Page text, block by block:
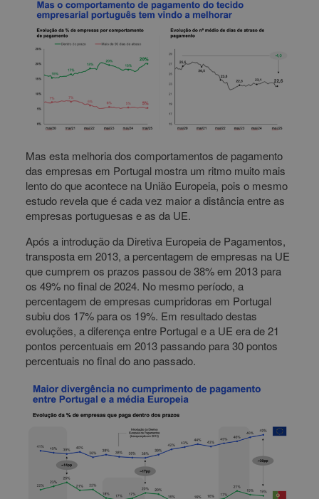
Mas esta melhoria dos comportamentos de pagamento
das empresas em Portugal mostra um ritmo muito mais
lento do que acontece na União Europeia, pois o mesmo
estudo revela que é cada vez maior a distância entre as
empresas portuguesas e as da UE.
Após a introdução da Diretiva Europeia de Pagamentos,
transposta em 2013, a percentagem de empresas na UE
que cumprem os prazos passou de 38% em 2013 para
os 49% no final de 2024. No mesmo período, a
percentagem de empresas cumpridoras em Portugal
subiu dos 17% para os 19%. Em resultado destas
evoluções, a diferença entre Portugal e a UE era de 21
pontos percentuais em 2013 passando para 30 pontos
percentuais no final do ano passado.